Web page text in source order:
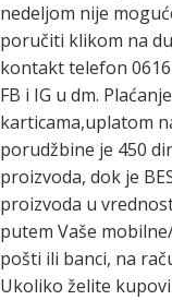
nedeljom nije
poručiti klikom na
kontakt telefon
FB i IG u dm.
karticama,uplatom
porudžbine je 450
proizvoda, dok je
proizvoda u
putem Vaše
pošti ili banci, na
Ukoliko želite